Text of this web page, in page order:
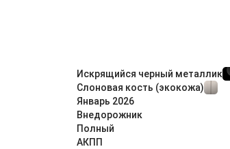
Искрящийся черный металлик
Слоновая кость (экокожа)
Январь 2026
Внедорож­ник
Полный
АКПП